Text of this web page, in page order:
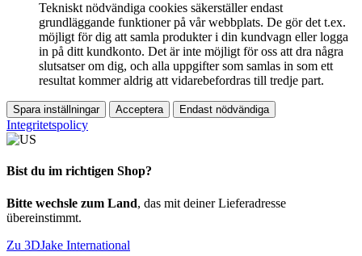
Tekniskt nödvändiga cookies säkerställer endast
grundläggande funktioner på vår webbplats. De gör det t.ex.
möjligt för dig att samla produkter i din kundvagn eller logga
in på ditt kundkonto. Det är inte möjligt för oss att dra några
slutsatser om dig, och alla uppgifter som samlas in som ett
resultat kommer aldrig att vidarebefordras till tredje part.
Spara inställningar Acceptera Endast nödvändiga
Integritetspolicy
Bist du im richtigen Shop?
Bitte wechsle zum Land, das mit deiner Lieferadresse
übereinstimmt.
Zu 3DJake International